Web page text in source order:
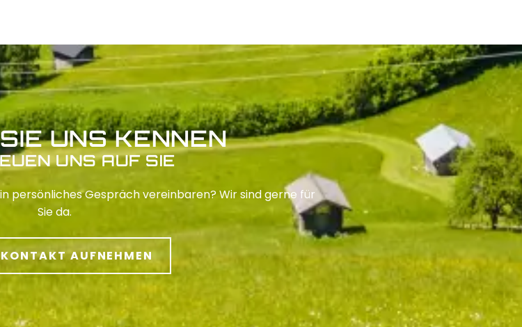
UNS KENNEN
UNS AUF SIE
persönliches Gespräch vereinbaren? Wir sind gerne für
Sie da.
AUFNEHMEN